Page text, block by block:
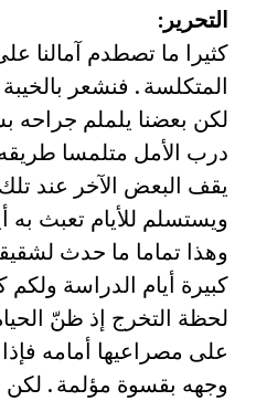
التحرير:
كثيرا ما تصطدم آمالنا
المتكلسة . فنشعر
لكن بعضنا يلملم
درب الأمل متلمسا
يقف البعض الآخر عند
ويستسلم للأيام تعبث به
وهذا تماما ما حدث
كبيرة أيام الدراسة
لحظة التخرج إذ ظنّ
على مصراعيها أمامه
وجهه بقسوة مؤلمة . لكن